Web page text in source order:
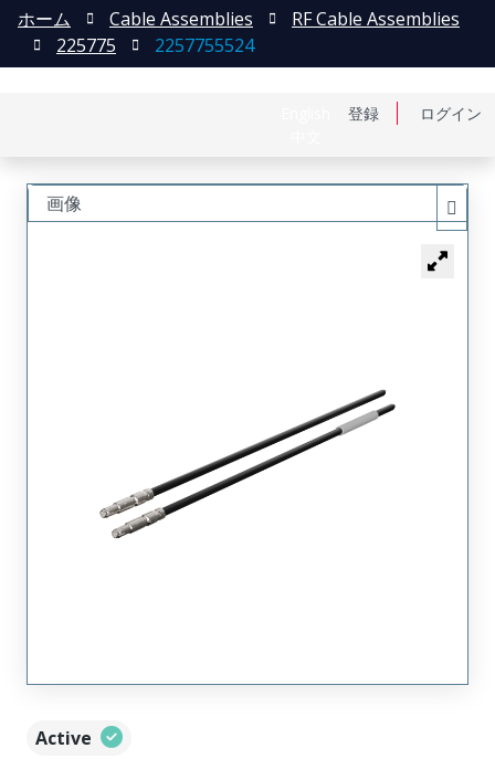
登録 ログイン
ホーム Cable Assemblies
RF Cable Assemblies
225775
2257755524
Active
画像